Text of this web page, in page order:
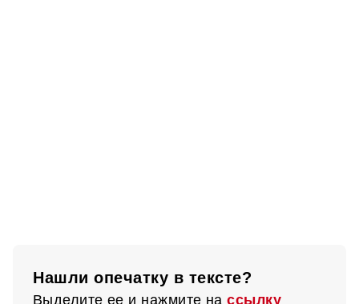
Нашли опечатку в тексте?
Выделите ее и нажмите на ссылку